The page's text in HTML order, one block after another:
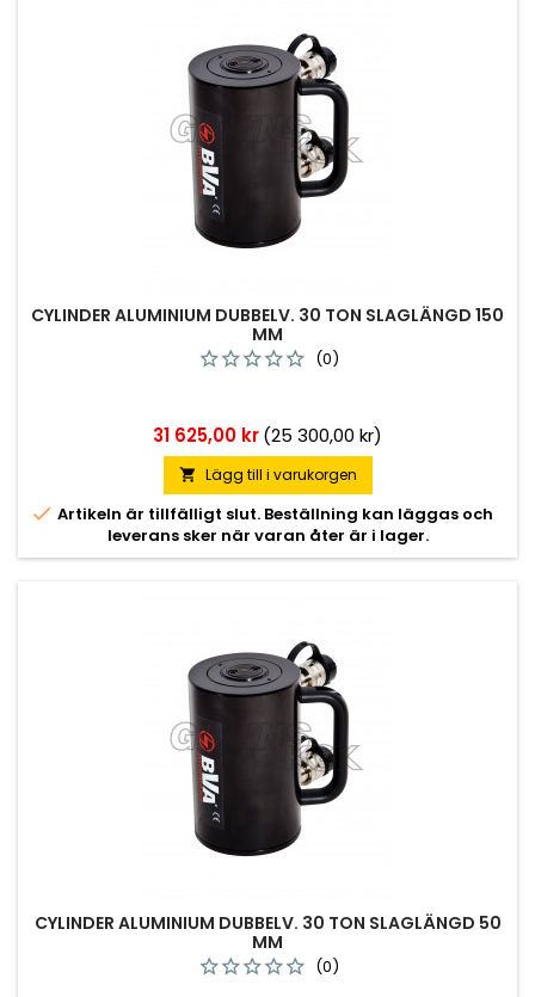
CYLINDER ALUMINIUM DUBBELV. 30 TON SLAGLÄNGD 150
MM
(0)
Pris
31 625,00 kr(25 300,00 kr)
 Lägg till i varukorgen
 Artikeln är tillfälligt slut. Beställning kan läggas och
leverans sker när varan åter är i lager.
CYLINDER ALUMINIUM DUBBELV. 30 TON SLAGLÄNGD 50
MM
(0)